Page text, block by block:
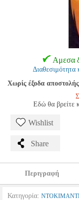
Αμεσα
Χωρίς έξοδα
Εδώ θα βρείτε
Wishlist
Share
Περιγραφή
Κατηγορία: